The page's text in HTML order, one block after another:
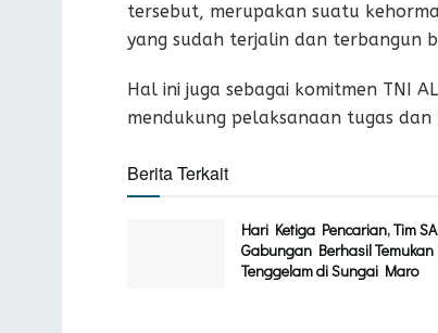
tersebut, merupakan suatu
yang sudah terjalin dan terbangun
Hal ini juga sebagai komitmen TNI
mendukung pelaksanaan tugas
Berita Terkait
Hari Ketiga Pencarian, Tim
Gabungan Berhasil
Tenggelam di Sungai Maro